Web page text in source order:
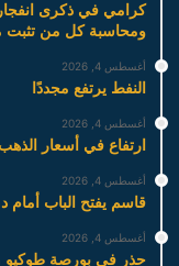
كرامي في ذكرى
ومحاسبة كل من تثبت
أغسطس 4, 2026
النفط يرتفع مجددًا
أغسطس 4, 2026
ارتفاع في أسعار
أغسطس 4, 2026
قاسم يفتح الباب
أغسطس 4, 2026
حذر في بورصة طوكيو